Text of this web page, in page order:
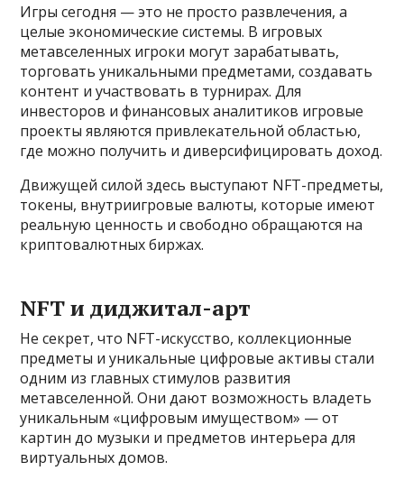
Игры сегодня — это не просто развлечения, а
целые экономические системы. В игровых
метавселенных игроки могут зарабатывать,
торговать уникальными предметами, создавать
контент и участвовать в турнирах. Для
инвесторов и финансовых аналитиков игровые
проекты являются привлекательной областью,
где можно получить и диверсифицировать доход.
Движущей силой здесь выступают NFT-предметы,
токены, внутриигровые валюты, которые имеют
реальную ценность и свободно обращаются на
криптовалютных биржах.
NFT и диджитал-арт
Не секрет, что NFT-искусство, коллекционные
предметы и уникальные цифровые активы стали
одним из главных стимулов развития
метавселенной. Они дают возможность владеть
уникальным «цифровым имуществом» — от
картин до музыки и предметов интерьера для
виртуальных домов.